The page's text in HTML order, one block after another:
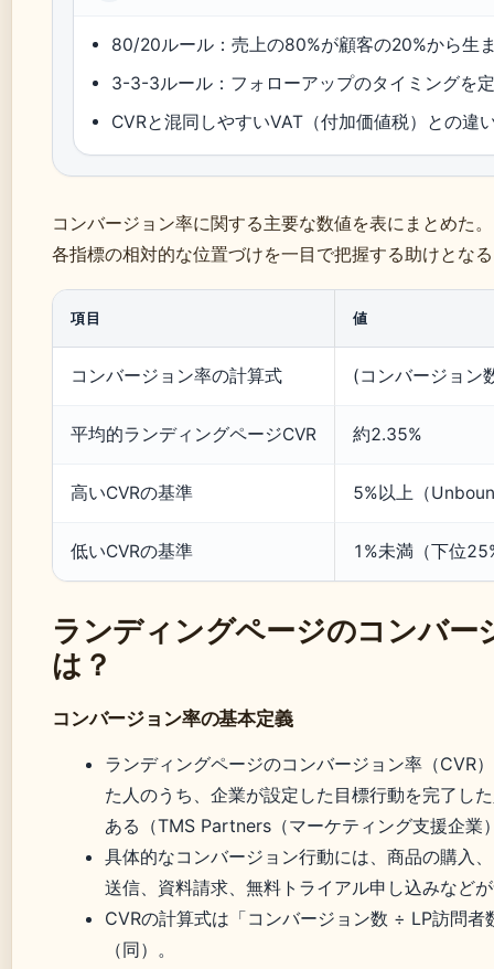
80/20ルール：売上の80%が顧客の20%から生
3-3-3ルール：フォローアップのタイミングを
CVRと混同しやすいVAT（付加価値税）との違
コンバージョン率に関する主要な数値を表にまとめた
各指標の相対的な位置づけを一目で把握する助けとな
項目 値
コンバージョン率の計算式 (コンバージョン
平均的ランディングページCVR 約2.35%
高いCVRの基準 5%以上（
低いCVRの基準 1%未満（下位
ランディングページのコンバー
は？
コンバージョン率の基本定義
ランディングページのコンバージョン率（CVR
た人のうち、企業が設定した目標行動を完了し
ある（TMS Partners（マーケティング支援企業
具体的なコンバージョン行動には、商品の購入
送信、資料請求、無料トライアル申し込みなど
CVRの計算式は「コンバージョン数 ÷ LP訪問
（同）。